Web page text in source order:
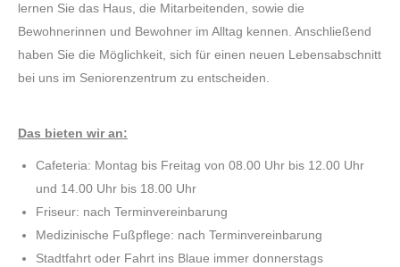
lernen Sie das Haus, die Mitarbeitenden, sowie die
Bewohnerinnen und Bewohner im Alltag kennen. Anschließend
haben Sie die Möglichkeit, sich für einen neuen Lebensabschnitt
bei uns im Seniorenzentrum zu entscheiden.
Das bieten wir an:
Cafeteria: Montag bis Freitag von 08.00 Uhr bis 12.00 Uhr
und 14.00 Uhr bis 18.00 Uhr
Friseur: nach Terminvereinbarung
Medizinische Fußpflege: nach Terminvereinbarung
Stadtfahrt oder Fahrt ins Blaue immer donnerstags